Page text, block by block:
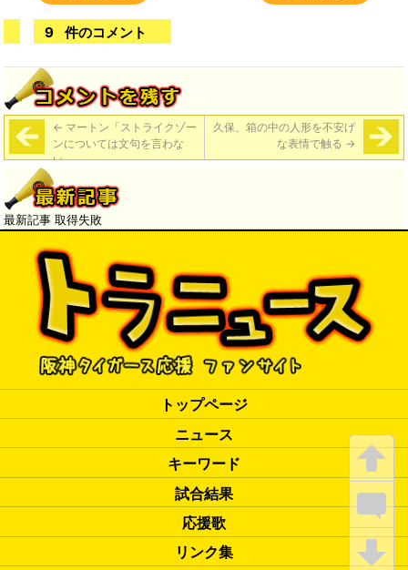
9 件のコメント
← マートン「ストライクゾー
ンについては文句を言わな
い」
久保、箱の中の人形を不安げ
な表情で触る →
最新記事 取得失敗
トップページ
ニュース
キーワード
試合結果
応援歌
リンク集